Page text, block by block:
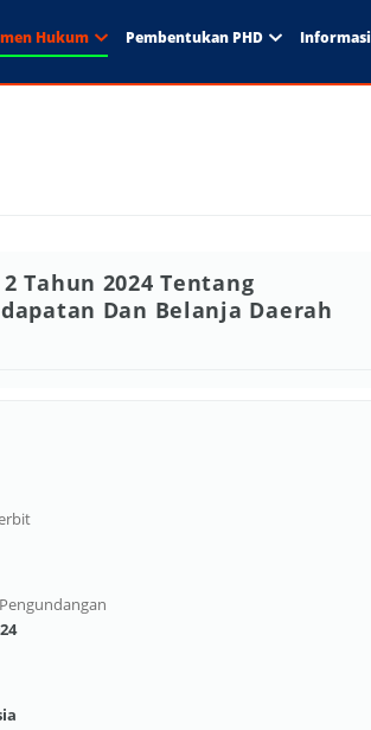
Hukum Pembentukan PHD Informasi
Tahun 2024 Tentang
Dan Belanja Daerah